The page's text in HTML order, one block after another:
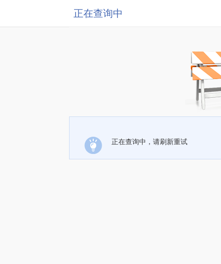
正在查询中
正在查询中，请刷新重试